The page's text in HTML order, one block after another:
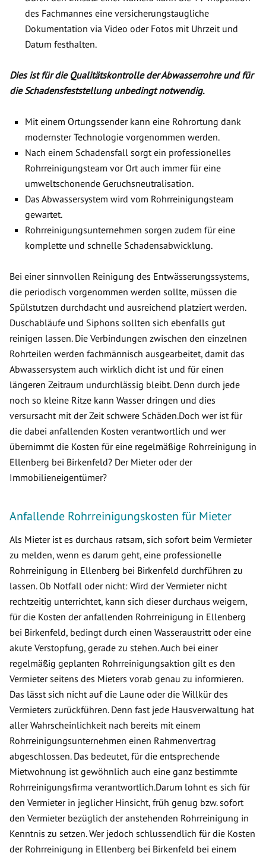
des Fachmannes eine versicherungstaugliche
Dokumentation via Video oder Fotos mit Uhrzeit und
Datum festhalten.
Dies ist für die Qualitätskontrolle der Abwasserrohre und für
die Schadensfeststellung unbedingt notwendig.
Mit einem Ortungssender kann eine Rohrortung dank
modernster Technologie vorgenommen werden.
Nach einem Schadensfall sorgt ein professionelles
Rohrreinigungsteam vor Ort auch immer für eine
umweltschonende Geruchsneutralisation.
Das Abwassersystem wird vom Rohrreinigungsteam
gewartet.
Rohrreinigungsunternehmen sorgen zudem für eine
komplette und schnelle Schadensabwicklung.
Bei einer sinnvollen Reinigung des Entwässerungssystems,
die periodisch vorgenommen werden sollte, müssen die
Spülstutzen durchdacht und ausreichend platziert werden.
Duschabläufe und Siphons sollten sich ebenfalls gut
reinigen lassen. Die Verbindungen zwischen den einzelnen
Rohrteilen werden fachmännisch ausgearbeitet, damit das
Abwassersystem auch wirklich dicht ist und für einen
längeren Zeitraum undurchlässig bleibt. Denn durch jede
noch so kleine Ritze kann Wasser dringen und dies
versursacht mit der Zeit schwere Schäden.Doch wer ist für
die dabei anfallenden Kosten verantwortlich und wer
übernimmt die Kosten für eine regelmäßige Rohrreinigung in
Ellenberg bei Birkenfeld? Der Mieter oder der
Immobilieneigentümer?
Anfallende Rohrreinigungskosten für Mieter
Als Mieter ist es durchaus ratsam, sich sofort beim Vermieter
zu melden, wenn es darum geht, eine professionelle
Rohrreinigung in Ellenberg bei Birkenfeld durchführen zu
lassen. Ob Notfall oder nicht: Wird der Vermieter nicht
rechtzeitig unterrichtet, kann sich dieser durchaus weigern,
für die Kosten der anfallenden Rohrreinigung in Ellenberg
bei Birkenfeld, bedingt durch einen Wasseraustritt oder eine
akute Verstopfung, gerade zu stehen. Auch bei einer
regelmäßig geplanten Rohrreinigungsaktion gilt es den
Vermieter seitens des Mieters vorab genau zu informieren.
Das lässt sich nicht auf die Laune oder die Willkür des
Vermieters zurückführen. Denn fast jede Hausverwaltung hat
aller Wahrscheinlichkeit nach bereits mit einem
Rohrreinigungsunternehmen einen Rahmenvertrag
abgeschlossen. Das bedeutet, für die entsprechende
Mietwohnung ist gewöhnlich auch eine ganz bestimmte
Rohrreinigungsfirma verantwortlich.Darum lohnt es sich für
den Vermieter in jeglicher Hinsicht, früh genug bzw. sofort
den Vermieter bezüglich der anstehenden Rohrreinigung in
Kenntnis zu setzen. Wer jedoch schlussendlich für die Kosten
der Rohrreinigung in Ellenberg bei Birkenfeld bei einem